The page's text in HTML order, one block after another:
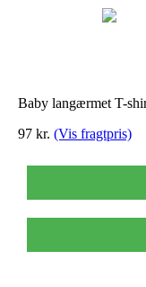
Baby langærmet T-
97 kr. (Vis fragtpris)